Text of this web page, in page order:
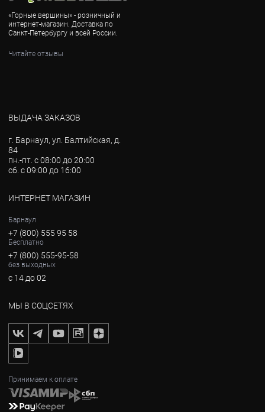
«Горные вершины» - розничный и
интернет-магазин. Доставка по
Санкт-Петербургу и всей России.
Читайте отзывы
ВЫДАЧА ЗАКАЗОВ
г. Барнаул, ул. Балтийская, д.
84
пн.-пт. с 08:00 до 20:00
сб. с 09:00 до 16:00
ИНТЕРНЕТ МАГАЗИН
Барнаул
+7 (800) 555 95 58
Бесплатно
+7 (800) 555-95-58
без выходных
с 14 до 02
МЫ В СОЦСЕТЯХ
Принимаем к оплате